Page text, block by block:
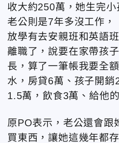
收大約250萬，她生完小
老公則是7年多沒工作，
放學有去安親班和英語
離職了，說要在家帶孩
長，算了一筆帳我要全
水，房貸6萬、孩子開銷
1.5萬，飲食3萬、給他
原PO表示，老公還會跟
買東西，讓她這幾年都